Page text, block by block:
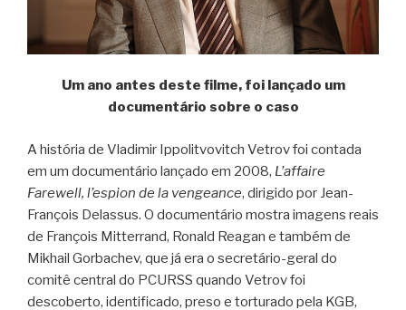
Um ano antes deste filme, foi lançado um
documentário sobre o caso
A história de Vladimir Ippolitvovitch Vetrov foi contada
em um documentário lançado em 2008, L’affaire
Farewell, l’espion de la vengeance, dirigido por Jean-
François Delassus. O documentário mostra imagens reais
de François Mitterrand, Ronald Reagan e também de
Mikhail Gorbachev, que já era o secretário-geral do
comitê central do PCURSS quando Vetrov foi
descoberto, identificado, preso e torturado pela KGB,